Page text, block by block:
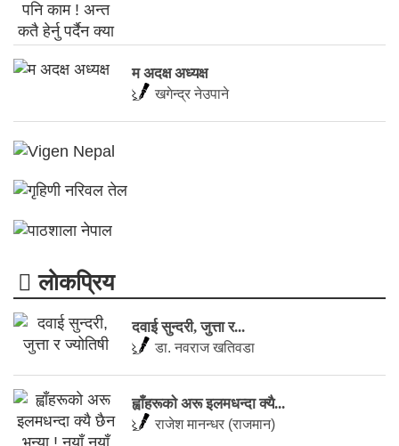
म अदक्ष अध्यक्ष
खगेन्द्र नेउपाने
लाेकप्रिय
दवाई सुन्दरी, जुत्ता र...
डा. नवराज खतिवडा
ह्वाँहरूकाे अरू इलमधन्दा क्यै...
राजेश मानन्धर (राजमान)